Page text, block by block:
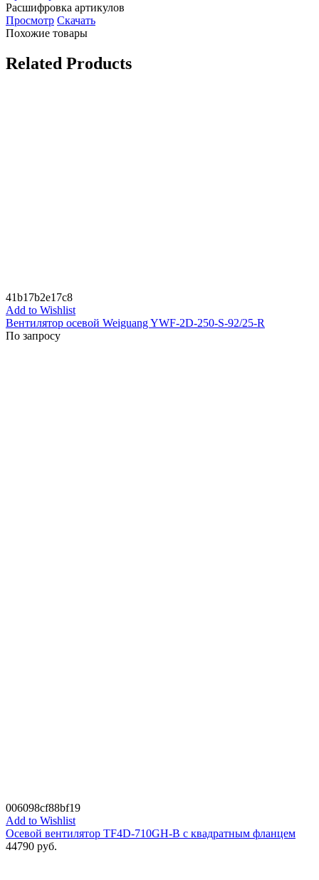
Расшифровка артикулов
Просмотр Скачать
Похожие товары
Related Products
41b17b2e17c8
Add to Wishlist
Вентилятор осевой Weiguang YWF-2D-250-S-92/25-R
По запросу
006098cf88bf19
Add to Wishlist
Осевой вентилятор TF4D-710GH-B с квадратным фланцем
44790 руб.